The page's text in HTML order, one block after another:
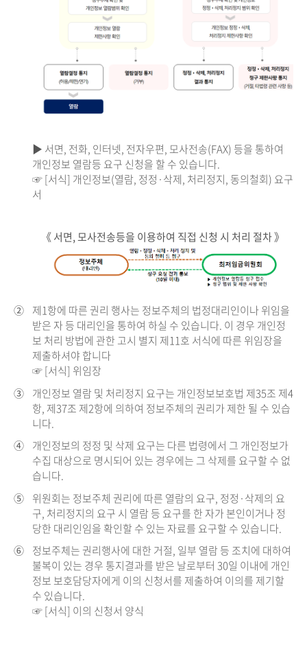
▶ 서면, 전화, 인터넷, 전자우편, 모사전송(FAX) 등을 통하여
개인정보 열람등 요구 신청을 할 수 있습니다.
☞ [서식] 개인정보(열람, 정정·삭제, 처리정지, 동의철회) 요구
서
《 서면, 모사전송등을 이용하여 직접 신청 시 처리 절차 》
② 제1항에 따른 권리 행사는 정보주체의 법정대리인이나 위임을
받은 자 등 대리인을 통하여 하실 수 있습니다. 이 경우 개인정
보 처리 방법에 관한 고시 별지 제11호 서식에 따른 위임장을
제출하셔야 합니다
☞ [서식] 위임장
③ 개인정보 열람 및 처리정지 요구는 개인정보보호법 제35조 제4
항, 제37조 제2항에 의하여 정보주체의 권리가 제한 될 수 있습
니다.
④ 개인정보의 정정 및 삭제 요구는 다른 법령에서 그 개인정보가
수집 대상으로 명시되어 있는 경우에는 그 삭제를 요구할 수 없
습니다.
⑤ 위원회는 정보주체 권리에 따른 열람의 요구, 정정·삭제의 요
구, 처리정지의 요구 시 열람 등 요구를 한 자가 본인이거나 정
당한 대리인임을 확인할 수 있는 자료를 요구할 수 있습니다.
⑥ 정보주체는 권리행사에 대한 거절, 일부 열람 등 조치에 대하여
불복이 있는 경우 통지결과를 받은 날로부터 30일 이내에 개인
정보 보호담당자에게 이의 신청서를 제출하여 이의를 제기할
수 있습니다.
☞ [서식] 이의 신청서 양식